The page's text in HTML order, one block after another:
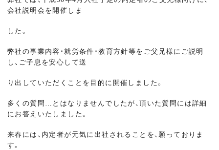
会社説明会を開催しま
した。
弊社の事業内容・就労条件・教育方針等をご父兄様にご説明
し、ご子息を安心して送
り出していただくことを目的に開催しました。
多くの質問…とはなりませんでしたが、頂いた質問には詳細
にお答えいたしました。
来春には、内定者が元気に出社されることを、願っておりま
す。